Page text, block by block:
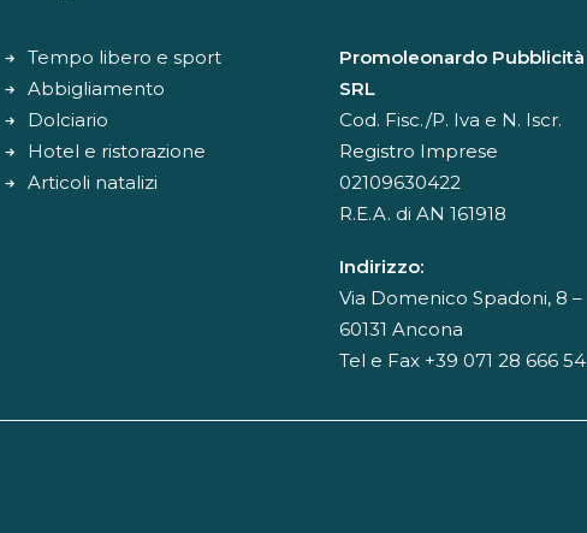
Tempo libero e sport
Abbigliamento
Dolciario
Hotel e ristorazione
Articoli natalizi
Promoleonardo Pubblicità
SRL
Cod. Fisc./P. Iva e N. Iscr.
Registro Imprese
02109630422
R.E.A. di AN 161918
Indirizzo:
Via Domenico Spadoni, 8 –
60131 Ancona
Tel e Fax +39 071 28 666 54